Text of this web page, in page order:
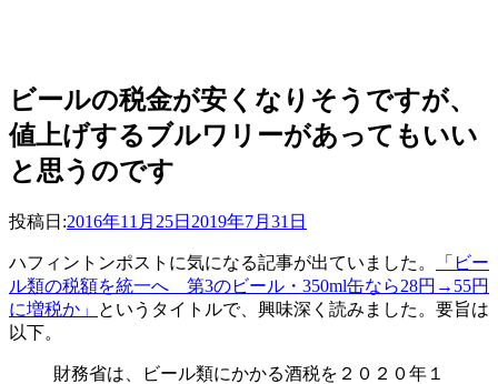
ビールの税金が安くなりそうですが、
値上げするブルワリーがあってもいい
と思うのです
投稿者master
投稿日:2016年11月25日 2019年7月31日
ハフィントンポストに気になる記事が出ていました。
「ビー
ル類の税額を統一へ 第3のビール・350ml缶なら28円→55円
に増税か」
というタイトルで、興味深く読みました。要旨は
以下。
財務省は、ビール類にかかる酒税を２０２０年１